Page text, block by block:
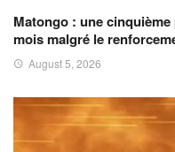
Matongo : une
mois malgré le
August 5, 2026